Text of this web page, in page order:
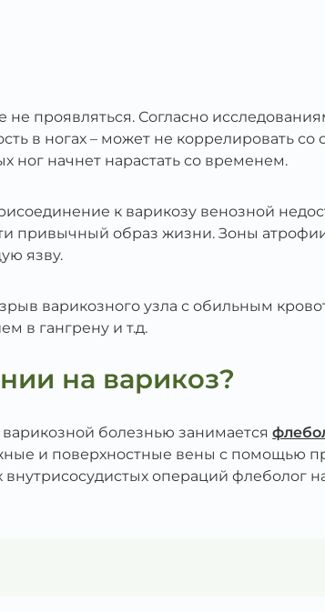
проявляться. Согласно
в ногах – может не коррелировать со
ног начнет нарастать со временем.
к варикозу венозной
привычный образ жизни. Зоны
язву.
варикозного узла с обильным
в гангрену и т.д.
на варикоз?
болезнью занимается
и поверхностные вены с помощью
операций флеболог